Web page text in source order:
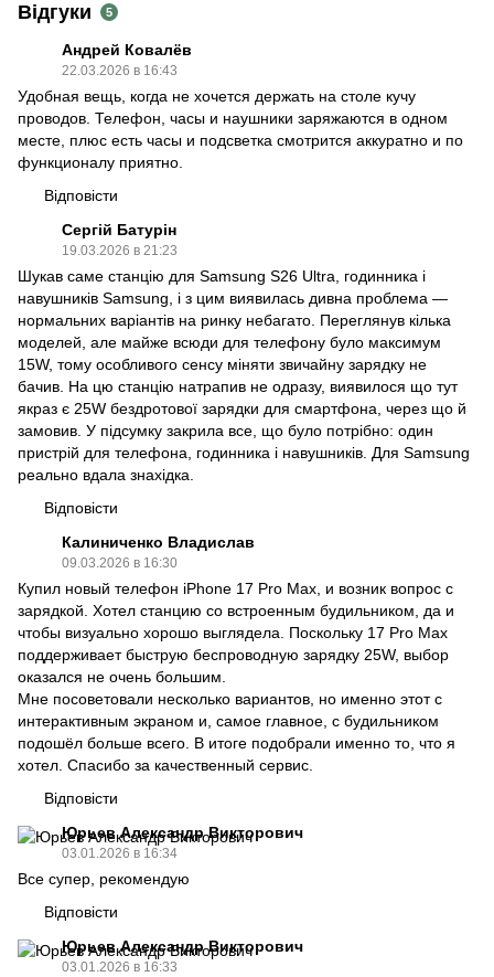
Відгуки 5
Андрей Ковалёв
22.03.2026 в 16:43
Удобная вещь, когда не хочется держать на столе кучу
проводов. Телефон, часы и наушники заряжаются в одном
месте, плюс есть часы и подсветка смотрится аккуратно и по
функционалу приятно.
Відповісти
Сергій Батурін
19.03.2026 в 21:23
Шукав саме станцію для Samsung S26 Ultra, годинника і
навушників Samsung, і з цим виявилась дивна проблема —
нормальних варіантів на ринку небагато. Переглянув кілька
моделей, але майже всюди для телефону було максимум
15W, тому особливого сенсу міняти звичайну зарядку не
бачив. На цю станцію натрапив не одразу, виявилося що тут
якраз є 25W бездротової зарядки для смартфона, через що й
замовив. У підсумку закрила все, що було потрібно: один
пристрій для телефона, годинника і навушників. Для Samsung
реально вдала знахідка.
Відповісти
Калиниченко Владислав
09.03.2026 в 16:30
Купил новый телефон iPhone 17 Pro Max, и возник вопрос с
зарядкой. Хотел станцию со встроенным будильником, да и
чтобы визуально хорошо выглядела. Поскольку 17 Pro Max
поддерживает быструю беспроводную зарядку 25W, выбор
оказался не очень большим.
Мне посоветовали несколько вариантов, но именно этот с
интерактивным экраном и, самое главное, с будильником
подошёл больше всего. В итоге подобрали именно то, что я
хотел. Спасибо за качественный сервис.
Відповісти
Юрьев Александр Викторович
03.01.2026 в 16:34
Все супер, рекомендую
Відповісти
Юрьев Александр Викторович
03.01.2026 в 16:33